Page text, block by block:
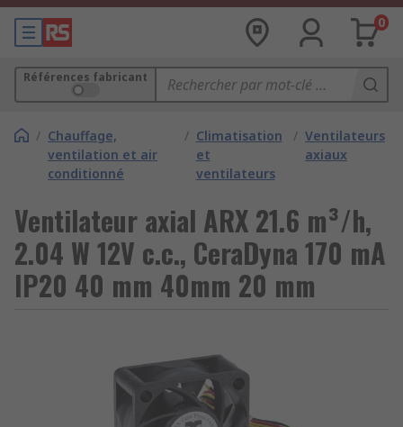
0
Références fabricant
/ Chauffage,
ventilation et air
conditionné
/ Climatisation
et
ventilateurs
/ Ventilateurs
axiaux
Ventilateur axial ARX 21.6 m³/h,
2.04 W 12V c.c., CeraDyna 170 mA
IP20 40 mm 40mm 20 mm